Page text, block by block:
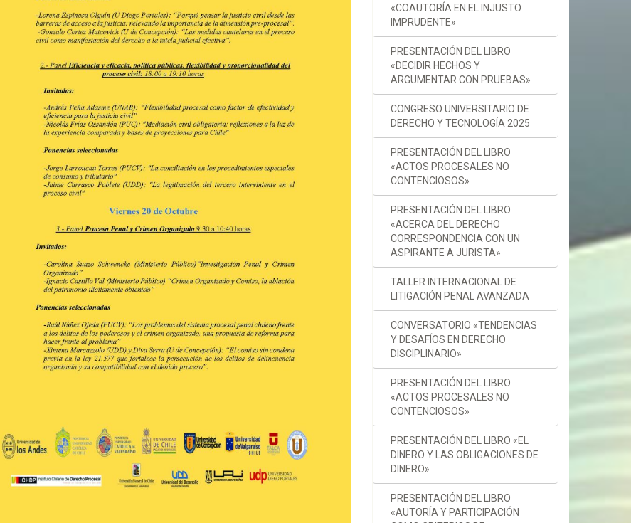
«COAUTORÍA EN EL INJUSTO
IMPRUDENTE»
PRESENTACIÓN DEL LIBRO
«DECIDIR HECHOS Y
ARGUMENTAR CON PRUEBAS»
CONGRESO UNIVERSITARIO DE
DERECHO Y TECNOLOGÍA 2025
PRESENTACIÓN DEL LIBRO
«ACTOS PROCESALES NO
CONTENCIOSOS»
PRESENTACIÓN DEL LIBRO
«ACERCA DEL DERECHO
CORRESPONDENCIA CON UN
ASPIRANTE A JURISTA»
TALLER INTERNACIONAL DE
LITIGACIÓN PENAL AVANZADA
CONVERSATORIO «TENDENCIAS
Y DESAFÍOS EN DERECHO
DISCIPLINARIO»
PRESENTACIÓN DEL LIBRO
«ACTOS PROCESALES NO
CONTENCIOSOS»
PRESENTACIÓN DEL LIBRO «EL
DINERO Y LAS OBLIGACIONES DE
DINERO»
PRESENTACIÓN DEL LIBRO
«AUTORÍA Y PARTICIPACIÓN